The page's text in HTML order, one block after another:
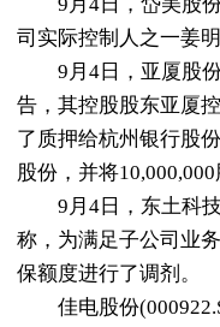
司实际控制人之一姜
9月4日，亚厦股份
告，其控股股东亚厦
了质押给杭州银行股
股份，并将
9月4日，东土科技
称，为满足子公司业
保额度进行了调剂。
佳电股份